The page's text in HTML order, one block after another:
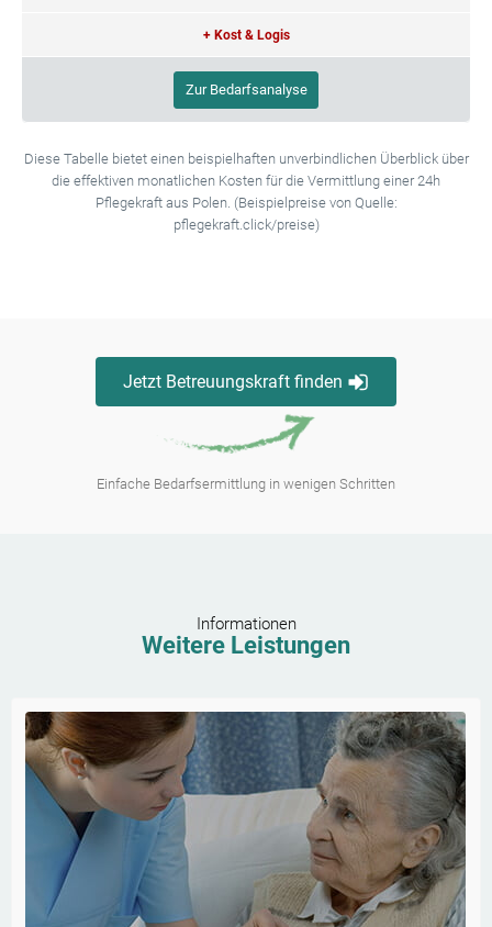
+ Kost & Logis
Zur Bedarfsanalyse
Diese Tabelle bietet einen beispielhaften unverbindlichen Überblick über
die effektiven monatlichen Kosten für die Vermittlung einer 24h
Pflegekraft aus Polen. (Beispielpreise von Quelle:
pflegekraft.click/preise)
Jetzt Betreuungskraft finden
Einfache Bedarfsermittlung in wenigen Schritten
Informationen
Weitere Leistungen